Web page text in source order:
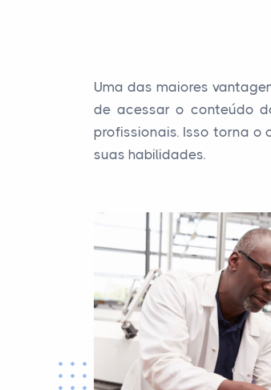
Uma das maiores
de acessar o conteúdo
profissionais. Isso torna o
suas habilidades.